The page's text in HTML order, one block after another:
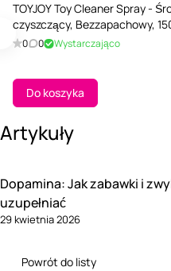
TOYJOY Toy Cleaner Spray -
czyszczący, Bezzapachowy,
0 0 Wystarczająco
Do koszyka
Artykuły
Dopamina: Jak zabawki i
uzupełniać
29 kwietnia 2026
Powrót do listy